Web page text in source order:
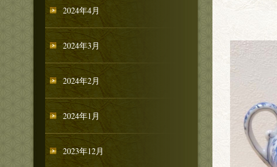
2024年4月
2024年3月
2024年2月
2024年1月
2023年12月